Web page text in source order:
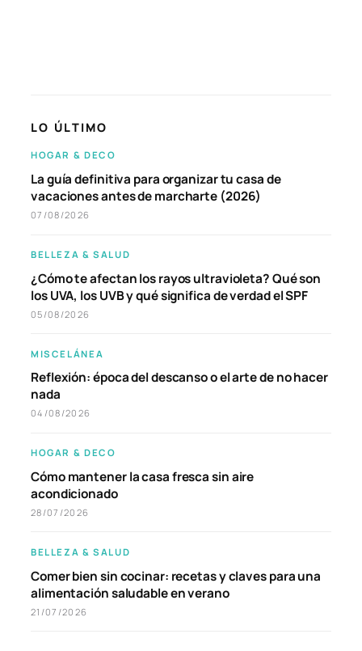
LO ÚLTIMO
HOGAR & DECO
La guía definitiva para organizar tu casa de
vacaciones antes de marcharte (2026)
07/08/2026
BELLEZA & SALUD
¿Cómo te afectan los rayos ultravioleta? Qué son
los UVA, los UVB y qué significa de verdad el SPF
05/08/2026
MISCELÁNEA
Reflexión: época del descanso o el arte de no hacer
nada
04/08/2026
HOGAR & DECO
Cómo mantener la casa fresca sin aire
acondicionado
28/07/2026
BELLEZA & SALUD
Comer bien sin cocinar: recetas y claves para una
alimentación saludable en verano
21/07/2026